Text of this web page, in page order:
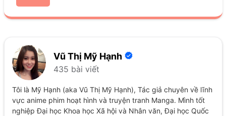
Vũ Thị Mỹ Hạnh
435 bài viết
Tôi là Mỹ Hạnh (aka Vũ Thị Mỹ Hạnh), Tác giả chuyên về lĩnh
vực anime phim hoạt hình và truyện tranh Manga. Mình tốt
nghiệp Đại học Khoa học Xã hội và Nhân văn, Đại học Quốc